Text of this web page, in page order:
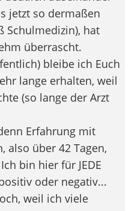
jetzt so dermaßen
Schulmedizin), hat
überrascht.
bleibe ich Euch
lange erhalten, weil
(so lange der Arzt
Erfahrung mit
also über 42 Tagen,
bin hier für JEDE
oder negativ...
weil ich viele